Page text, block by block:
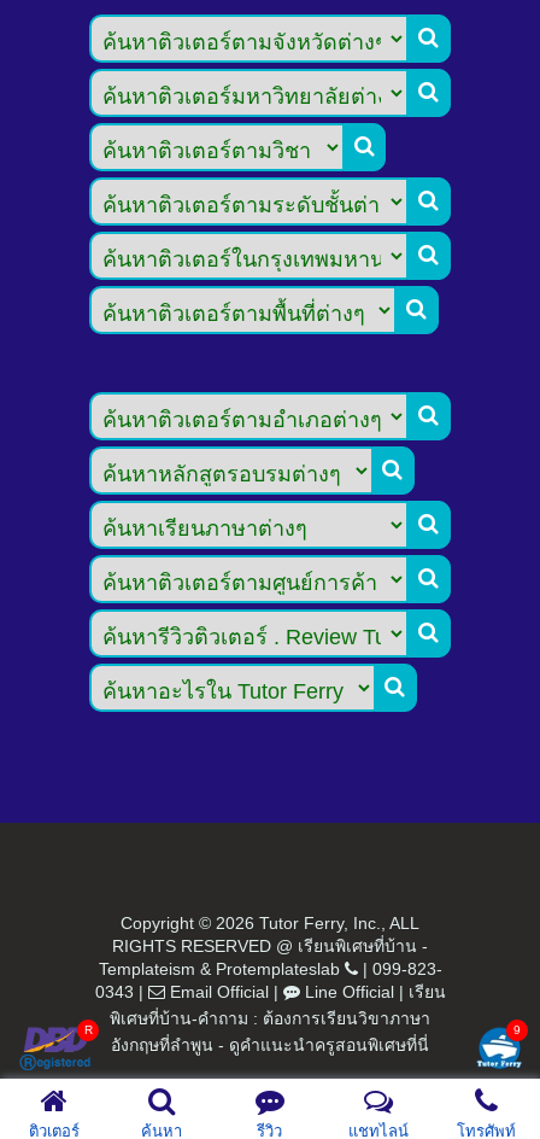












Copyright © 2026 Tutor Ferry, Inc., ALL
RIGHTS RESERVED @ เรียนพิเศษที่บ้าน -
Templateism & Protemplateslab | 099-823-
0343 | Email Official| Line Official| เรียน
พิเศษที่บ้าน-คำถาม : ต้องการเรียนวิขาภาษา
อังกฤษที่ลำพูน - ดูคำแนะนำครูสอนพิเศษที่นี่
ติวเตอร์ ค้นหา รีวิว แชทไลน์ โทรศัพท์